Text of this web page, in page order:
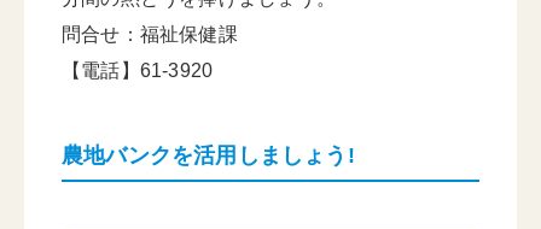
問合せ：福祉保健課
【電話】61-3920
農地バンクを活用しましょう!